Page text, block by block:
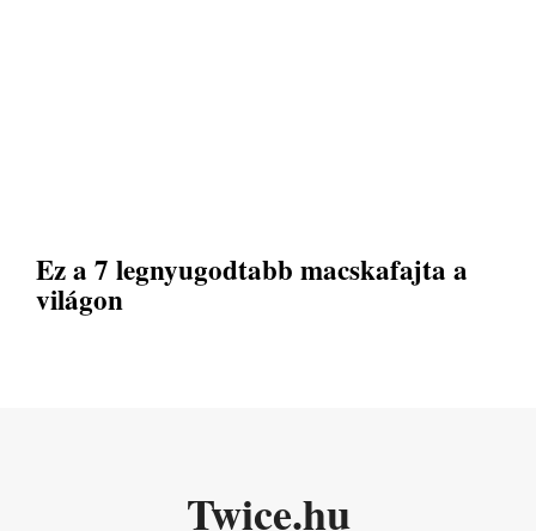
Ez a 7 legnyugodtabb macskafajta a
világon
Twice.hu